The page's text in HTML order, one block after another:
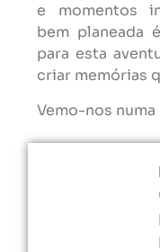
e momentos
bem planeada
para esta
criar memórias
Vemo-nos